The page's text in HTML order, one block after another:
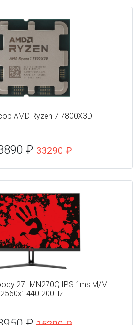
AMD Ryzen 7 7800X3D
₽ 33290 ₽
27" MN270Q IPS 1ms M/M
2560x1440 200Hz